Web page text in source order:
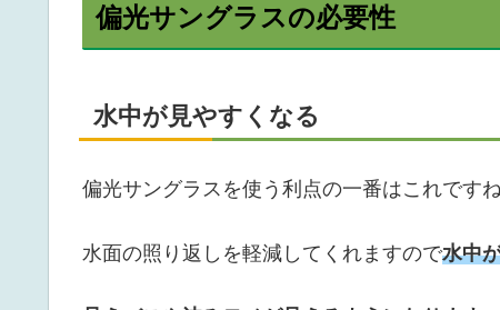
偏光サングラスの必要性
水中が見やすくなる
偏光サングラスを使う利点の一番はこれですね
水面の照り返しを軽減してくれますので水中